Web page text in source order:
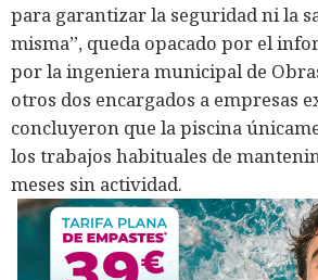
para garantizar la seguridad ni la
misma”, queda opacado por el
por la ingeniera municipal de
otros dos encargados a empresas
concluyeron que la piscina
los trabajos habituales de
meses sin actividad.